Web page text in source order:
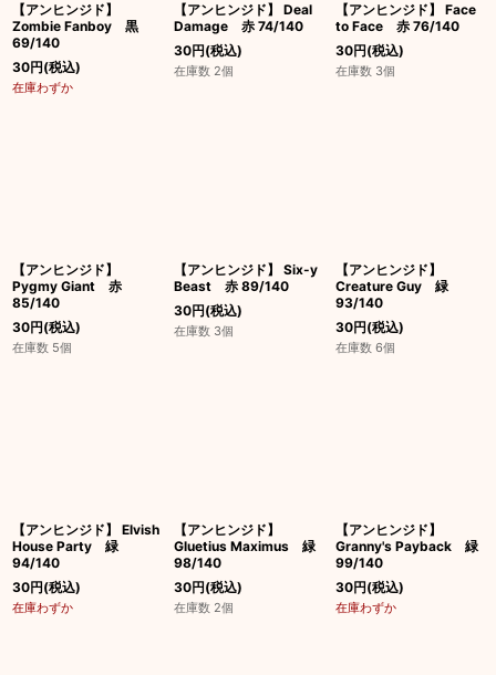
【アンヒンジド】
Zombie Fanboy 黒
69/140
30円(税込)
在庫わずか
【アンヒンジド】 Deal
Damage 赤 74/140
30円(税込)
在庫数 2個
【アンヒンジド】 Face
to Face 赤 76/140
30円(税込)
在庫数 3個
【アンヒンジド】
Pygmy Giant 赤
85/140
30円(税込)
在庫数 5個
【アンヒンジド】 Six-y
Beast 赤 89/140
30円(税込)
在庫数 3個
【アンヒンジド】
Creature Guy 緑
93/140
30円(税込)
在庫数 6個
【アンヒンジド】 Elvish
House Party 緑
94/140
30円(税込)
在庫わずか
【アンヒンジド】
Gluetius Maximus 緑
98/140
30円(税込)
在庫数 2個
【アンヒンジド】
Granny's Payback 緑
99/140
30円(税込)
在庫わずか